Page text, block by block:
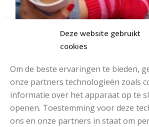
Deze website gebruikt
cookies
Om de beste ervaringen te bieden,
onze partners technologieën zoals
informatie over het apparaat op te
openen. Toestemming voor deze
ons en onze partners in staat om